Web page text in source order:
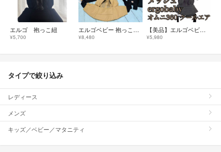
エルゴ 抱っこ紐
¥5,700
エルゴベビー 抱っこ紐 オムニ360 デザートベージュ 極美品 箱付き ONNI
¥8,480
【美品】エルゴベビー オムニ360 クールエア メッシュ 抱っこ紐 グレー系
¥5,980
タイプで絞り込み
レディース
メンズ
キッズ／ベビー／マタニティ